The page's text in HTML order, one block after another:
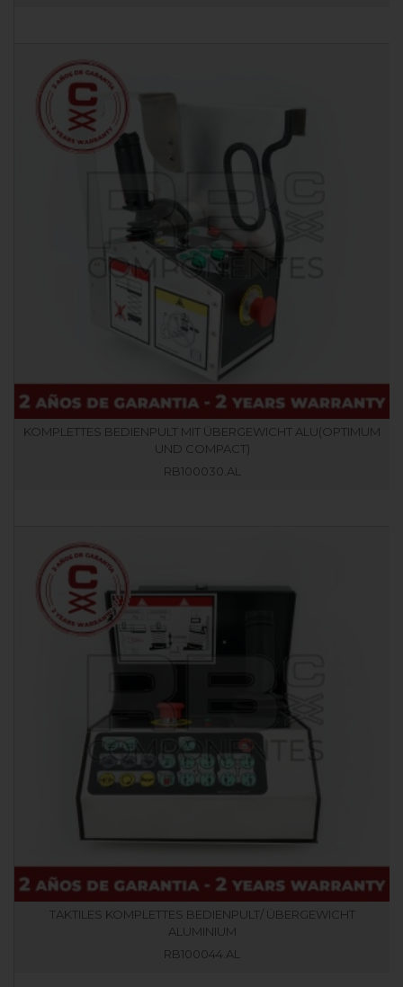
KOMPLETTES BEDIENPULT MIT ÜBERGEWICHT ALU(OPTIMUM
UND COMPACT)
RB100030.AL
TAKTILES KOMPLETTES BEDIENPULT/ ÜBERGEWICHT
ALUMINIUM
RB100044.AL